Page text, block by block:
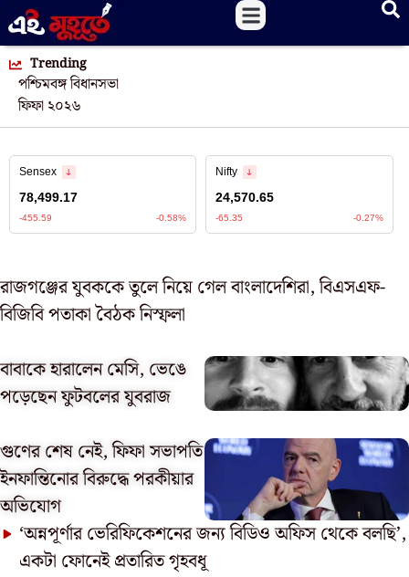
Trending
পশ্চিমবঙ্গ বিধানসভা
ফিফা ২০২৬
রাজগঞ্জের যুবককে তুলে নিয়ে গেল বাংলাদেশিরা, বিএসএফ-
বিজিবি পতাকা বৈঠক নিস্ফলা
বাবাকে হারালেন মেসি, ভেঙে
পড়েছেন ফুটবলের যুবরাজ
গুণের শেষ নেই, ফিফা সভাপতি
ইনফান্তিনোর বিরুদ্ধে পরকীয়ার
অভিযোগ
‘অন্নপূর্ণার ভেরিফিকেশনের জন্য বিডিও অফিস থেকে বলছি’,
একটা ফোনেই প্রতারিত গৃহবধূ